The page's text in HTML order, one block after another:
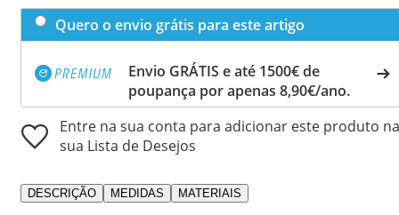
Quero o envio grátis para este artigo
Envio GRÁTIS e até 1500€ de
poupança por apenas 8,90€/ano.
Entre na sua conta para adicionar este produto na
sua Lista de Desejos
DESCRIÇÃO MEDIDAS MATERIAIS